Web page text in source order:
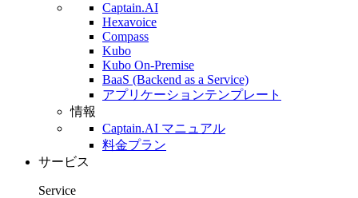
Captain.AI
Hexavoice
Compass
Kubo
Kubo On-Premise
BaaS (Backend as a Service)
アプリケーションテンプレート
情報
Captain.AI マニュアル
料金プラン
サービス
Service